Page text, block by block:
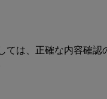
ては、正確な内容確認